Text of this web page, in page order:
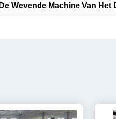
De Wevende Machine Van Het